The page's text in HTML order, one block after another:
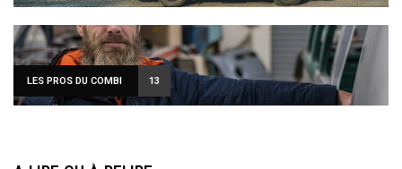
LES PROS DU COMBI 13